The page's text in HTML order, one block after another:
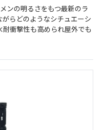
ンの明るさをもつ最新のラ
らどのようなシチュエーシ
衝撃性も高められ屋外でも